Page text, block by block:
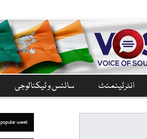
انٹرٹینمنٹ سائنس و ٹیکنالوجی
popular week